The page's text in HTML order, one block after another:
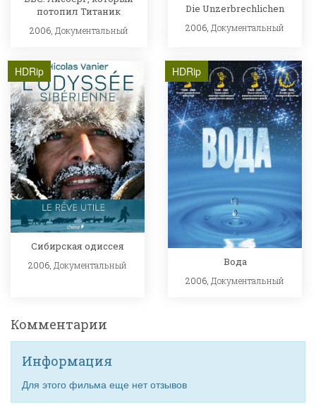
потопил Титаник
2006, Документальный
Die Unzerbrechlichen
2006, Документальный
HDRip
Сибирская одиссея
2006, Документальный
HDRip
Вода
2006, Документальный
Комментарии
Информация
Для этого фильма еще нет отзывов